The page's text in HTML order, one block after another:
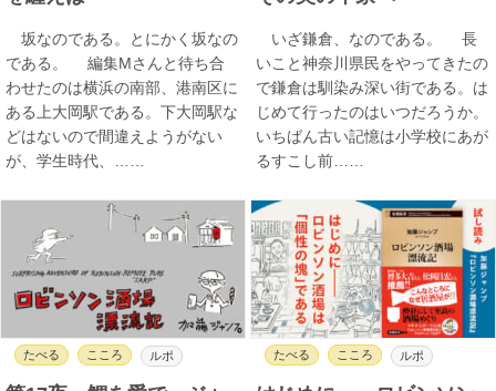
坂なのである。とにかく坂なの
である。 編集Mさんと待ち合
わせたのは横浜の南部、港南区に
ある上大岡駅である。下大岡駅な
どはないので間違えようがない
が、学生時代、……
いざ鎌倉、なのである。 長
いこと神奈川県民をやってきたの
で鎌倉は馴染み深い街である。は
じめて行ったのはいつだろうか。
いちばん古い記憶は小学校にあが
るすこし前……
たべる こころ ルポ たべる こころ ルポ